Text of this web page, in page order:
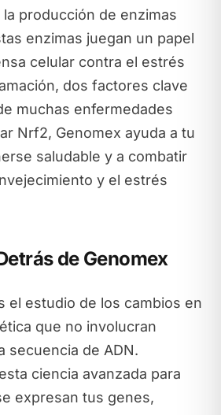
producción de enzimas
enzimas juegan un papel
celular contra el estrés
dos factores clave
muchas enfermedades
Nrf2, Genomex ayuda a tu
saludable y a combatir
y el estrés
de Genomex
el estudio de los cambios en
que no involucran
secuencia de ADN.
ciencia avanzada para
expresan tus genes,